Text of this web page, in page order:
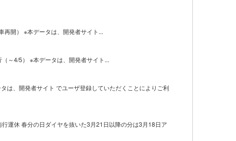
再開） ※本データは、開発者サイト...
～4/5） ※本データは、開発者サイト...
は、開発者サイト でユーザ登録していただくことによりご利
運休 春分の日ダイヤを抜いた3月21日以降の分は3月18日ア